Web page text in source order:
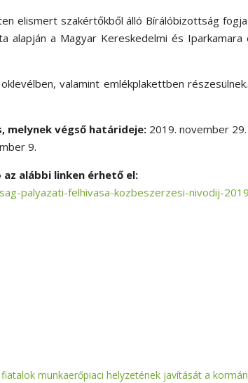
elismert szakértőkből álló Bírálóbizottság
alapján a Magyar Kereskedelmi és Iparkamara
valamint emlékplakettben
melynek végső határideje: 2019. november 29.
9.
alábbi linken érhető el:
palyazati-felhivasa-kozbeszerzesi-nivodij-
munkaerőpiaci helyzetének javítását a